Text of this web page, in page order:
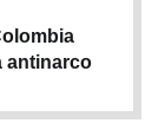
antinarco